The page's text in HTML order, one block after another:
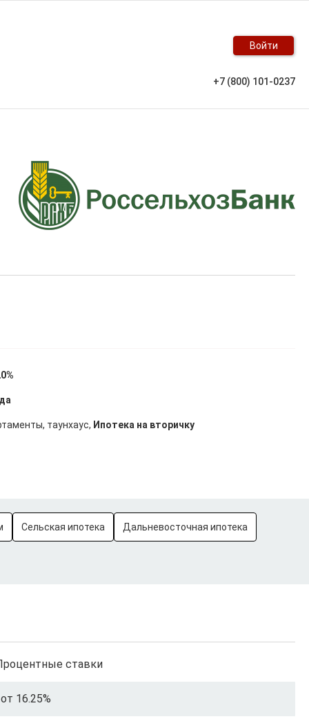
Войти
+7 (800) 101-0237
таунхаус, Ипотека на вторичку
Сельская ипотека Дальневосточная ипотека
ставки
от 16.25%